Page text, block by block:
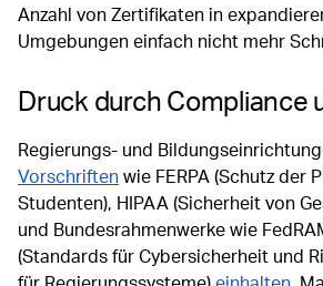
Anzahl von Zertifikaten in
Umgebungen einfach nicht mehr
Druck durch Compliance
Regierungs- und
Vorschriften wie FERPA (Schutz der
Studenten), HIPAA (Sicherheit von
und Bundesrahmenwerke wie
(Standards für Cybersicherheit und